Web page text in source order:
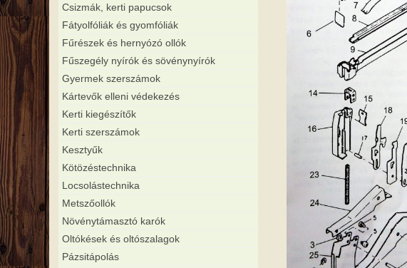
Csizmák, kerti papucsok
Fátyolfóliák és gyomfóliák
Fűrészek és hernyózó ollók
Fűszegély nyírók és sövénynyírók
Gyermek szerszámok
Kártevők elleni védekezés
Kerti kiegészítők
Kerti szerszámok
Kesztyűk
Kötözéstechnika
Locsolástechnika
Metszőollók
Növénytámasztó karók
Oltókések és oltószalagok
Pázsitápolás